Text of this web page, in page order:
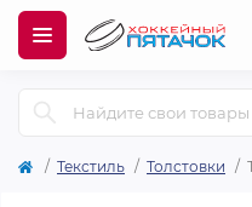
Текстиль Толстовки